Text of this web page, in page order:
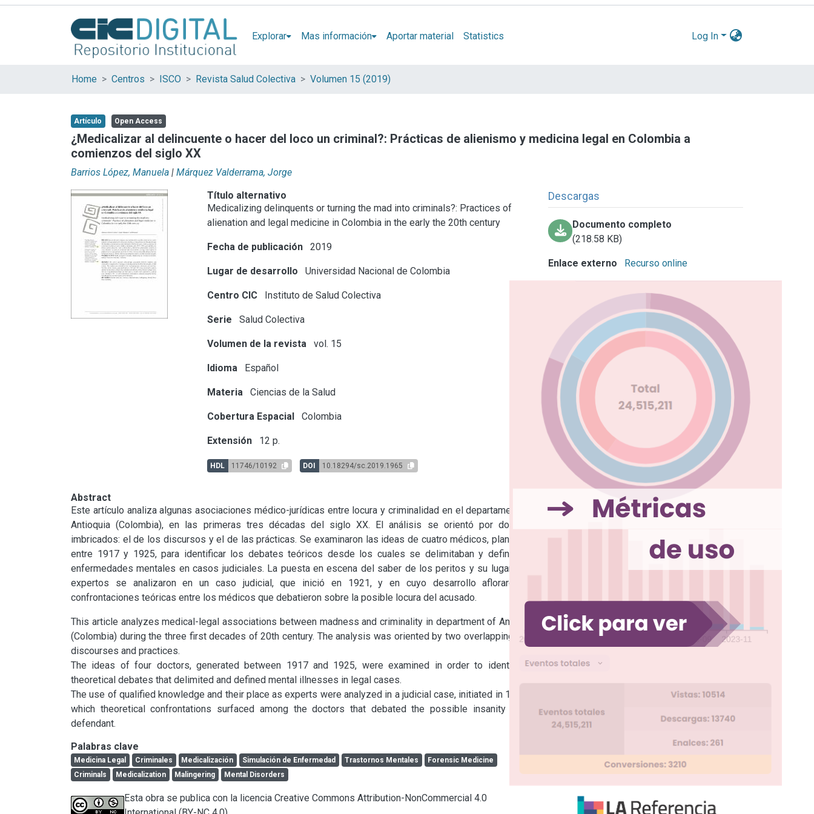
Explorar Mas información Aportar material Statistics Log In
Home Centros ISCO Revista Salud Colectiva Volumen 15 (2019)
Artículo Open Access
¿Medicalizar al delincuente o hacer del loco un criminal?: Prácticas de alienismo y medicina legal en Colombia a
comienzos del siglo XX
Barrios López, Manuela | Márquez Valderrama, Jorge
Título alternativo
Medicalizing delinquents or turning the mad into criminals?: Practices of
alienation and legal medicine in Colombia in the early the 20th century
Fecha de publicación 2019
Lugar de desarrollo Universidad Nacional de Colombia
Centro CIC Instituto de Salud Colectiva
Serie Salud Colectiva
Volumen de la revista vol. 15
Idioma Español
Materia Ciencias de la Salud
Cobertura Espacial Colombia
Extensión 12 p.
HDL 11746/10192 DOI 10.18294/sc.2019.1965
Descargas
Documento completo
(218.58 KB)
Enlace externo Recurso online
Abstract
Este artículo analiza algunas asociaciones médico-jurídicas entre locura y criminalidad en el departamento de
Antioquia (Colombia), en las primeras tres décadas del siglo XX. El análisis se orientó por dos ejes
imbricados: el de los discursos y el de las prácticas. Se examinaron las ideas de cuatro médicos, planteadas
entre 1917 y 1925, para identificar los debates teóricos desde los cuales se delimitaban y definían las
enfermedades mentales en casos judiciales. La puesta en escena del saber de los peritos y su lugar como
expertos se analizaron en un caso judicial, que inició en 1921, y en cuyo desarrollo afloraron las
confrontaciones teóricas entre los médicos que debatieron sobre la posible locura del acusado.
This article analyzes medical-legal associations between madness and criminality in department of Antioquia
(Colombia) during the three first decades of 20th century. The analysis was oriented by two overlapping axes:
discourses and practices.
The ideas of four doctors, generated between 1917 and 1925, were examined in order to identify the
theoretical debates that delimited and defined mental illnesses in legal cases.
The use of qualified knowledge and their place as experts were analyzed in a judicial case, initiated in 1921, in
which theoretical confrontations surfaced among the doctors that debated the possible insanity of the
defendant.
Palabras clave
Medicina Legal Criminales Medicalización Simulación de Enfermedad Trastornos Mentales
Forensic Medicine
Criminals
Medicalization Malingering Mental Disorders
Esta obra se publica con la licencia Creative Commons Attribution-NonCommercial 4.0